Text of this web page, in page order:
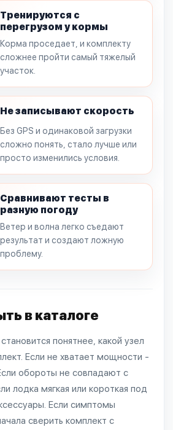
Тренируются с
перегрузом у кормы
Корма проседает, и комплекту
сложнее пройти самый тяжелый
участок.
Не записывают скорость
Без GPS и одинаковой загрузки
сложно понять, стало лучше или
просто изменились условия.
Сравнивают тесты в
разную погоду
Ветер и волна легко съедают
результат и создают ложную
проблему.
в каталоге
понятнее, какой узел
Если не хватает мощности -
обороты не совпадают с
лодка мягкая или короткая под
Если симптомы
сверить комплект с